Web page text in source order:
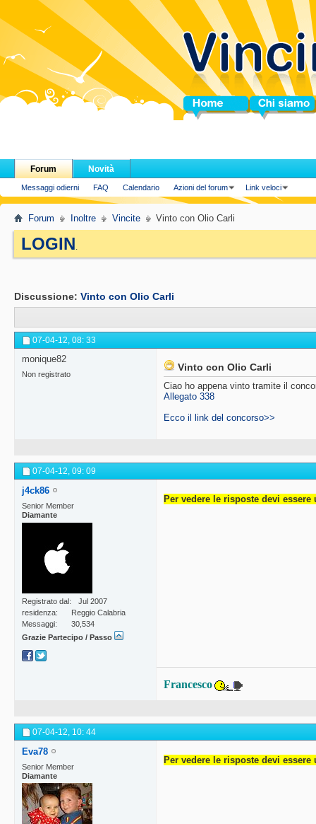
Home Chi siamo
Forum
Messaggi odierni FAQ Calendario Azioni del forum Link veloci
Novità
Forum Inoltre Vincite Vinto con Olio Carli
LOGIN.
Discussione: Vinto con Olio Carli
07-04-12, 08: 33
monique82
Non registrato
Vinto con Olio Carli
Ciao ho appena vinto tramite il
Allegato 338
Ecco il link del concorso>>
07-04-12, 09: 09
j4ck86
Senior Member
Diamante
Registrato dal
Jul 2007
residenza
Reggio Calabria
Messaggi
30,534
Grazie Partecipo / Passo
Per vedere le risposte devi
Francesco
07-04-12, 10: 44
Eva78
Senior Member
Diamante
Per vedere le risposte devi essere